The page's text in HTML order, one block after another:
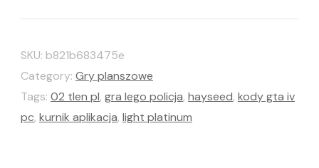
SKU: b821b683475e
Category: Gry planszowe
Tags: 02 tlen pl, gra lego policja, hayseed, kody gta iv
pc, kurnik aplikacja, light platinum